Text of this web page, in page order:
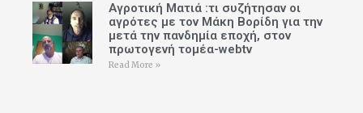
Αγροτική Ματιά :τι συζήτησαν οι
αγρότες με τον Μάκη Βορίδη για την
μετά την πανδημία εποχή, στον
πρωτογενή τομέα-webtv
Read More »